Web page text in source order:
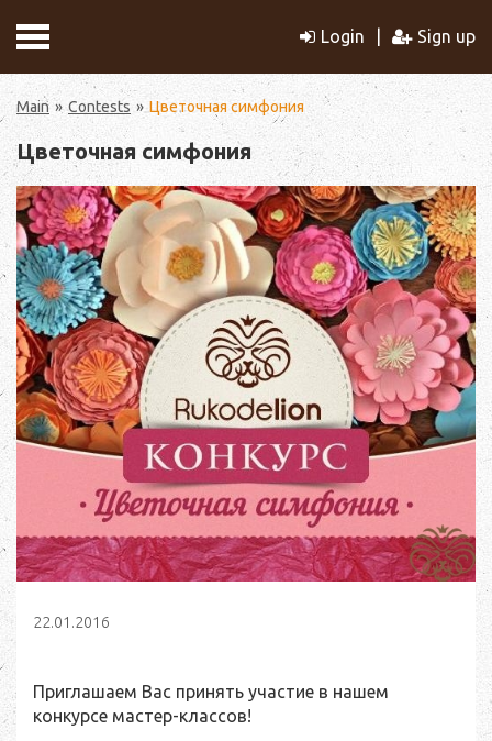
Login Sign up
Main Contests Цветочная симфония
Цветочная симфония
22.01.2016
Приглашаем Вас принять участие в нашем
конкурсе мастер-классов!